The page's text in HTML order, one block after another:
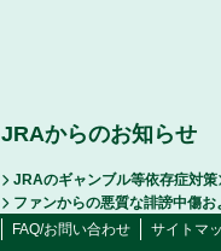
JRAからのお知らせ
JRAのギャンブル等依存症対策
ファンからの悪質な誹謗中傷
FAQ/お問い合わせ
サイトマ